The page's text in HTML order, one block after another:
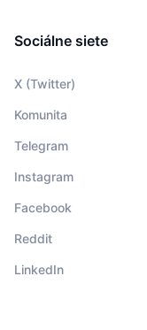
Sociálne siete
X (Twitter)
Komunita
Telegram
Instagram
Facebook
Reddit
LinkedIn